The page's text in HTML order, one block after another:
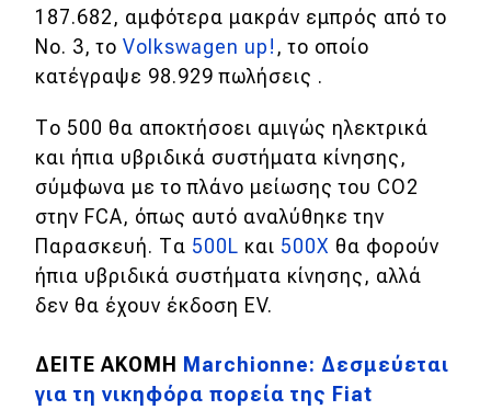
DRIVE Away
Μεταχειρισμένο
Οδηγός αγοράς
Συμβουλές
Συμβουλές
187.682, αμφότερα μακράν εμπρός από το
No. 3, το Volkswagen up! , το οποίο
κατέγραψε 98.929 πωλήσεις .
Το 500 θα αποκτήσοει αμιγώς ηλεκτρικά
και ήπια υβριδικά συστήματα κίνησης,
σύμφωνα με το πλάνο μείωσης του CO2
στην FCA, όπως αυτό αναλύθηκε την
Παρασκευή. Τα 500L και 500X θα φορούν
ήπια υβριδικά συστήματα κίνησης, αλλά
δεν θα έχουν έκδοση EV.
ΔΕΙΤΕ ΑΚΟΜΗ
Marchionne: Δεσμεύεται
για τη νικηφόρα πορεία της Fiat